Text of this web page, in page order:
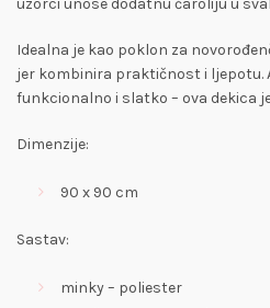
uzorci unose dodatnu čaroliju u
Idealna je kao poklon za
jer kombinira praktičnost i ljepotu.
funkcionalno i slatko – ova dekica
Dimenzije:
90 x 90 cm
Sastav:
minky – poliester